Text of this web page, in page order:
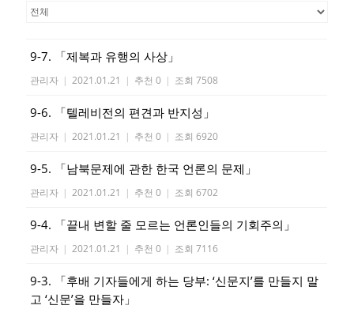
9-7. 「제복과 유행의 사상」
관리자 | 2021.01.21 | 추천 0 | 조회 7508
9-6. 「텔레비전의 편견과 반지성」
관리자 | 2021.01.21 | 추천 0 | 조회 6920
9-5. 「남북문제에 관한 한국 언론의 문제」
관리자 | 2021.01.21 | 추천 0 | 조회 6702
9-4. 「끝내 변할 줄 모르는 언론인들의 기회주의」
관리자 | 2021.01.21 | 추천 0 | 조회 7116
9-3. 「후배 기자들에게 하는 당부: ‘신문지’를 만들지 말
고 ‘신문’을 만들자」